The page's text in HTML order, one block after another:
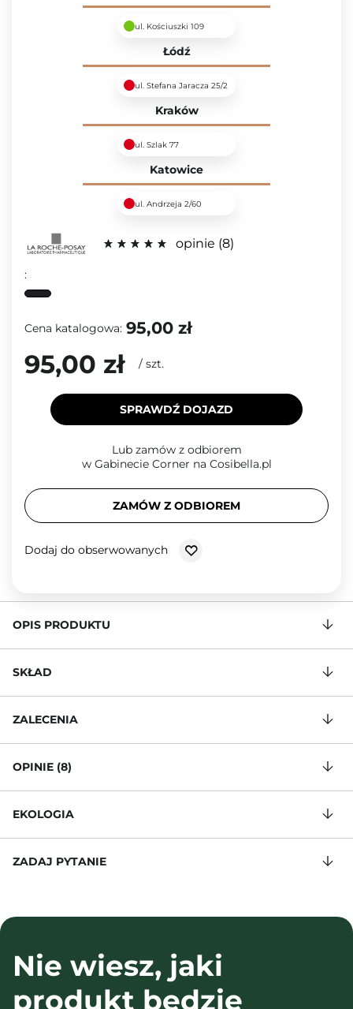
ul. Kościuszki 109
Łódź
ul. Stefana Jaracza 25/2
Kraków
ul. Szlak 77
Katowice
ul. Andrzeja 2/60
opinie 8
:
Cena katalogowa: 95,00 zł
95,00 zł / szt.
SPRAWDŹ DOJAZD
Lub zamów z odbiorem
w Gabinecie Corner na Cosibella.pl
ZAMÓW Z ODBIOREM
Dodaj do obserwowanych
OPIS PRODUKTU
SKŁAD
ZALECENIA
OPINIE (8)
EKOLOGIA
ZADAJ PYTANIE
Nie wiesz, jaki
produkt będzie